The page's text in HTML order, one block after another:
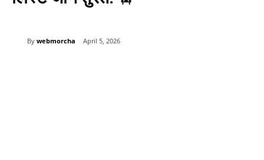
By webmorcha April 5, 2026